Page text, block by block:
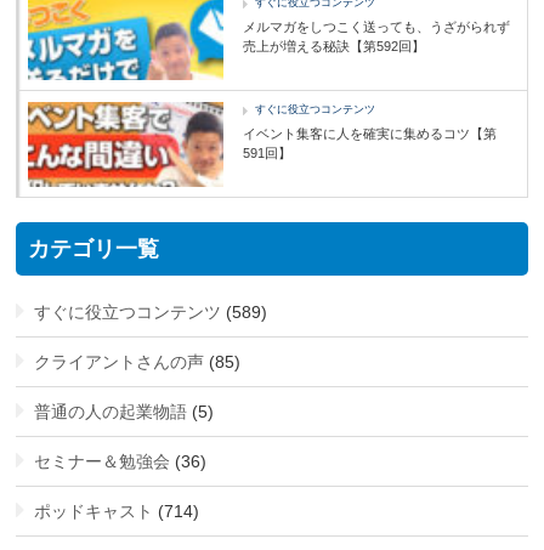
メルマガをしつこく送っても、うざがられず
売上が増える秘訣【第592回】
すぐに役立つコンテンツ
イベント集客に人を確実に集めるコツ【第
591回】
カテゴリ一覧
すぐに役立つコンテンツ (589)
クライアントさんの声 (85)
普通の人の起業物語 (5)
セミナー＆勉強会 (36)
ポッドキャスト (714)